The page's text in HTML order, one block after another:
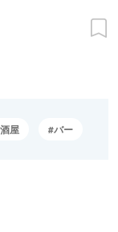
屋 バー